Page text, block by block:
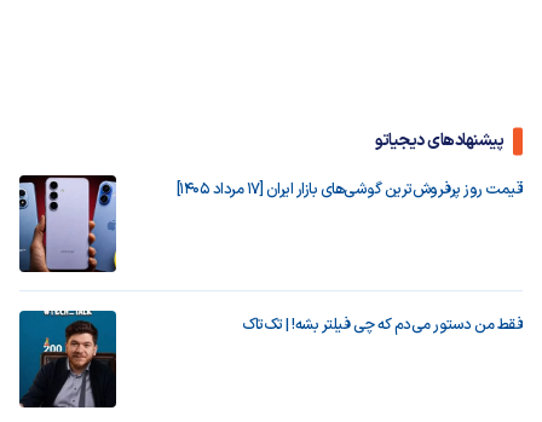
پیشنهادهای دیجیاتو
قیمت روز پرفروش‌ترین گوشی‌های بازار ایران [17 مرداد 1405]
فقط من دستور می‌دم که چی فیلتر بشه! | تک‌تاک